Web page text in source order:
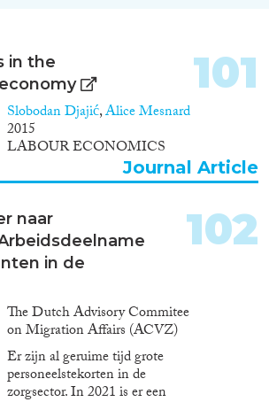
in the
Slobodan Djajić,Alice Mesnard
2015
LABOUR ECONOMICS
101
Journal Article
naar
in de
The Dutch Advisory Commitee
on Migration Affairs (ACVZ)
Er zijn al geruime tijd grote
personeelstekorten in de
zorgsector. In 2021 is er een
102
Reset Filters
(1,119)
(649)